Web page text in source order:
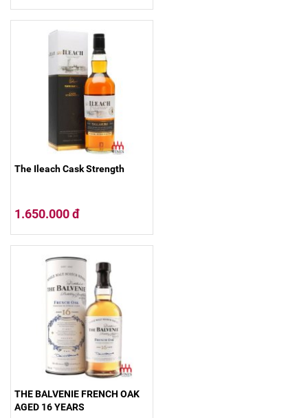
The Ileach Cask Strength
1.650.000 đ
THE BALVENIE FRENCH OAK
AGED 16 YEARS